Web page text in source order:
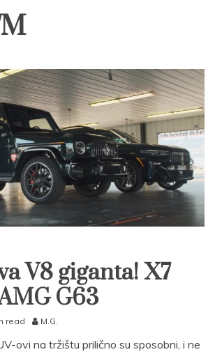
V8 giganta! X7
G63
read M.G.
ovi na tržištu prilično su sposobni, i ne